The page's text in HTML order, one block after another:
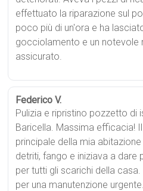
effettuato la riparazione sul
poco più di un'ora e ha
gocciolamento e un notevole
assicurato.
Federico V.
Pulizia e ripristino pozzetto di
Baricella. Massima efficacia!
principale della mia
detriti, fango e iniziava a dare
per tutti gli scarichi della
per una manutenzione